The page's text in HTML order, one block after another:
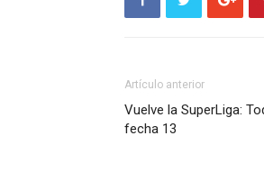
Artículo anterior
Vuelve la SuperLiga:
fecha 13